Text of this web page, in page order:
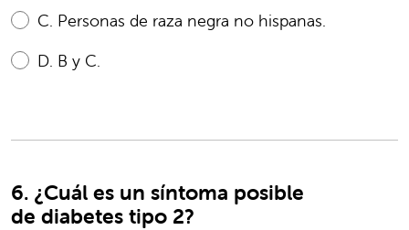
C. Personas de raza negra no hispanas.
D. B y C.
6. ¿Cuál es un síntoma posible
de diabetes tipo 2?